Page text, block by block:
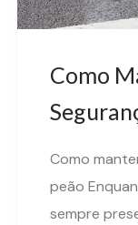
Como
Como
peão
sempre